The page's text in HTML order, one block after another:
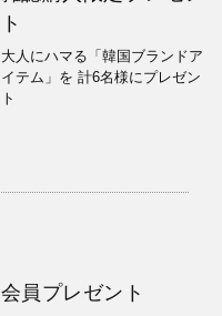
ト
大人にハマる「韓国ブランドア
イテム」を 計6名様にプレゼン
ト
会員プレゼント